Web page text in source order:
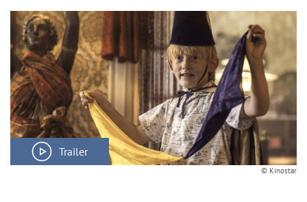
Trailer
© Kinostar